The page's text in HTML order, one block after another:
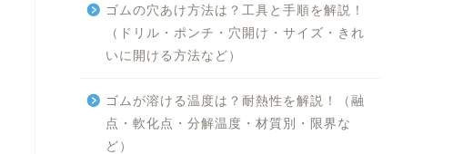
ゴムの穴あけ方法は？工具と手順を解説！
（ドリル・ポンチ・穴開け・サイズ・きれ
いに開ける方法など）
ゴムが溶ける温度は？耐熱性を解説！（融
点・軟化点・分解温度・材質別・限界な
ど）